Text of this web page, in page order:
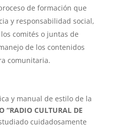
de formación que
y responsabilidad social,
comités o juntas de
de los contenidos
comunitaria.
y manual de estilo de la
“RADIO CULTURAL DE
cuidadosamente